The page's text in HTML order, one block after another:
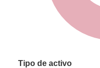
Tipo de activo